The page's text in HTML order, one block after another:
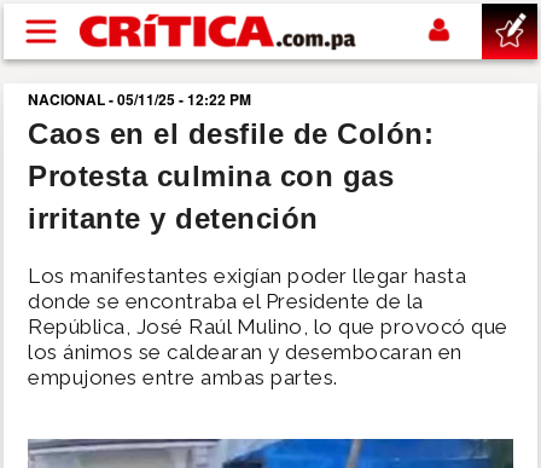
Pasar al contenido principal
buscar
SUCESOS
POLÍTICA
SHOW
DEPORTES
NACIONAL - 05/11/25 - 12:22 PM
Caos en el desfile de Colón:
Protesta culmina con gas
irritante y detención
Los manifestantes exigían poder llegar hasta
donde se encontraba el Presidente de la
República, José Raúl Mulino, lo que provocó que
los ánimos se caldearan y desembocaran en
empujones entre ambas partes.